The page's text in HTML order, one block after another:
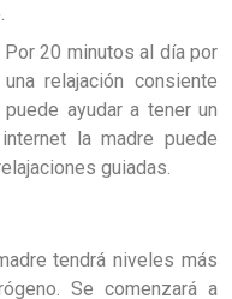
20 minutos al día por
relajación consiente
ayudar a tener un
la madre puede
guiadas.
tendrá niveles más
Se comenzará a